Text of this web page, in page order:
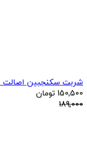
شربت سکنجبین اصالت 530...
150,500 تومان
189,000